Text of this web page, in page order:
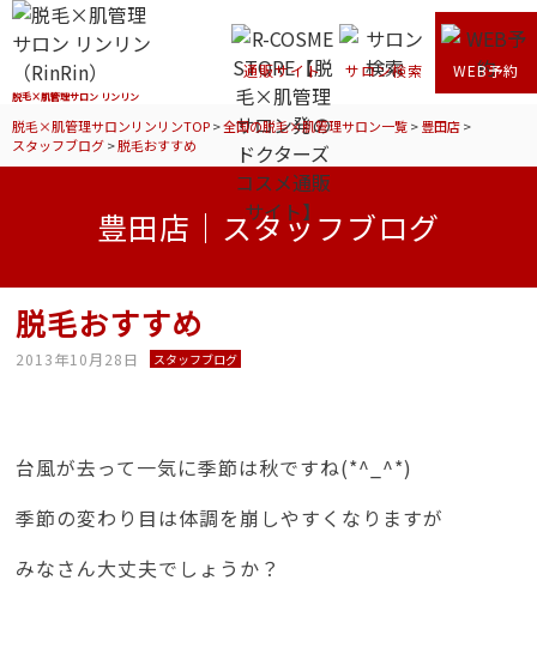
脱毛×肌管理サロン リンリン
通販サイト サロン検索 WEB予約
脱毛×肌管理サロンリンリンTOP>全国の脱毛×肌管理サロン一覧>豊田店>
スタッフブログ>脱毛おすすめ
豊田店｜スタッフブログ
脱毛おすすめ
2013年10月28日 スタッフブログ
台風が去って一気に季節は秋ですね(*^_^*)
季節の変わり目は体調を崩しやすくなりますが
みなさん大丈夫でしょうか？